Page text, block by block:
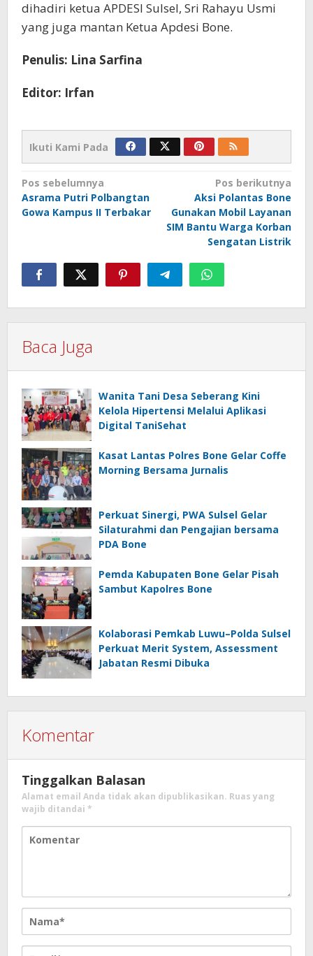
dihadiri ketua APDESI Sulsel, Sri Rahayu Usmi
yang juga mantan Ketua Apdesi Bone.
Penulis: Lina Sarfina
Editor: Irfan
Ikuti Kami Pada
Navigasi
pos
Pos sebelumnya
Asrama Putri Polbangtan
Gowa Kampus II Terbakar
Pos berikutnya
Aksi Polantas Bone
Gunakan Mobil Layanan
SIM Bantu Warga Korban
Sengatan Listrik
Baca Juga
Wanita Tani Desa Seberang Kini
Kelola Hipertensi Melalui Aplikasi
Digital TaniSehat
Kasat Lantas Polres Bone Gelar Coffe
Morning Bersama Jurnalis
Perkuat Sinergi, PWA Sulsel Gelar
Silaturahmi dan Pengajian bersama
PDA Bone
Pemda Kabupaten Bone Gelar Pisah
Sambut Kapolres Bone
Kolaborasi Pemkab Luwu–Polda Sulsel
Perkuat Merit System, Assessment
Jabatan Resmi Dibuka
Komentar
Tinggalkan Balasan
Alamat email Anda tidak akan dipublikasikan. Ruas yang
wajib ditandai *